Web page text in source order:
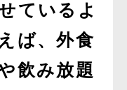
ているよ
ば、外食
飲み放題